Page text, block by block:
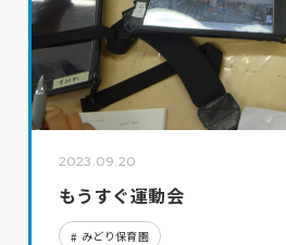
2023.09.20
もうすぐ運動会
みどり保育園